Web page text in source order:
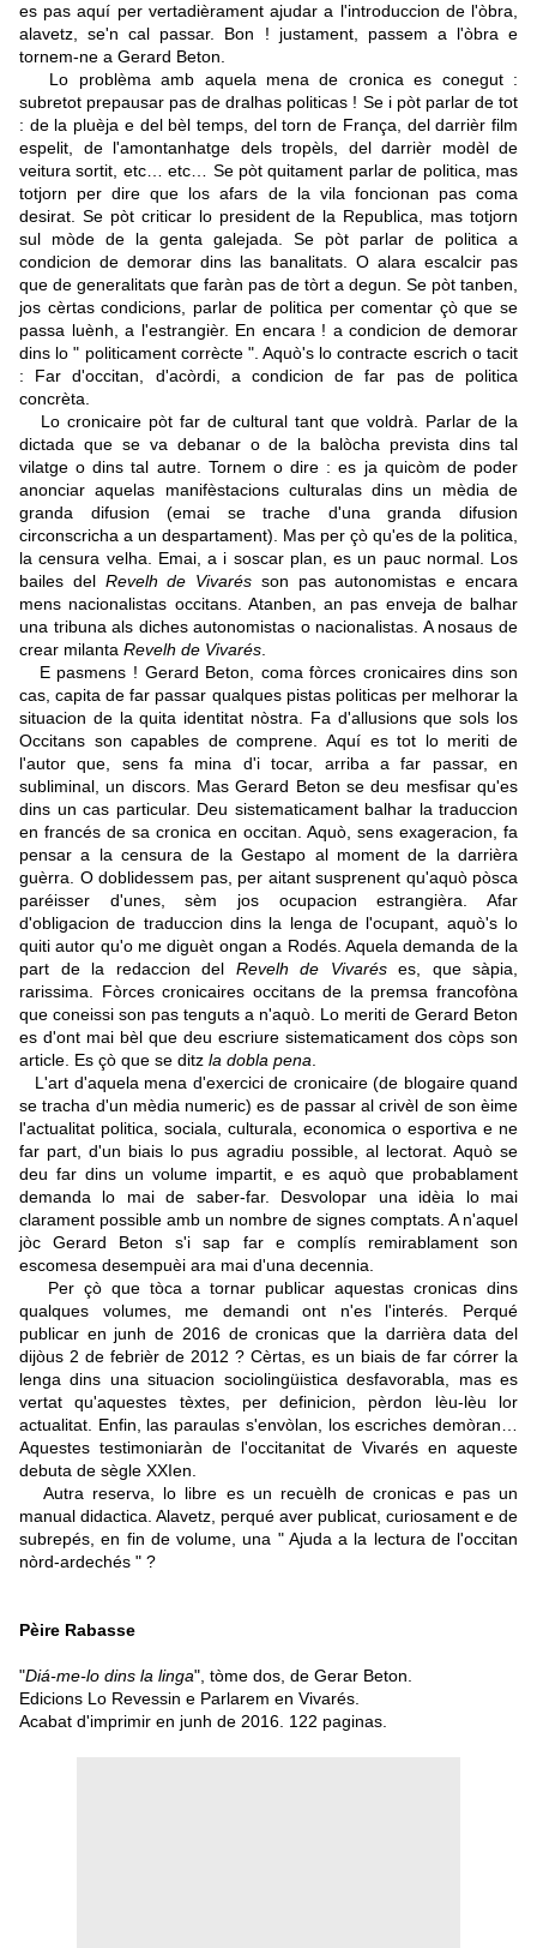
es pas aquí per vertadièrament ajudar a l'introduccion de l'òbra,
alavetz, se'n cal passar. Bon ! justament, passem a l'òbra e
tornem-ne a Gerard Beton.
Lo problèma amb aquela mena de cronica es conegut :
subretot prepausar pas de dralhas politicas ! Se i pòt parlar de tot
: de la pluèja e del bèl temps, del torn de França, del darrièr film
espelit, de l'amontanhatge dels tropèls, del darrièr modèl de
veitura sortit, etc… etc… Se pòt quitament parlar de politica, mas
totjorn per dire que los afars de la vila foncionan pas coma
desirat. Se pòt criticar lo president de la Republica, mas totjorn
sul mòde de la genta galejada. Se pòt parlar de politica a
condicion de demorar dins las banalitats. O alara escalcir pas
que de generalitats que faràn pas de tòrt a degun. Se pòt tanben,
jos cèrtas condicions, parlar de politica per comentar çò que se
passa luènh, a l'estrangièr. En encara ! a condicion de demorar
dins lo " politicament corrècte ". Aquò's lo contracte escrich o tacit
: Far d'occitan, d'acòrdi, a condicion de far pas de politica
concrèta.
Lo cronicaire pòt far de cultural tant que voldrà. Parlar de la
dictada que se va debanar o de la balòcha prevista dins tal
vilatge o dins tal autre. Tornem o dire : es ja quicòm de poder
anonciar aquelas manifèstacions culturalas dins un mèdia de
granda difusion (emai se trache d'una granda difusion
circonscricha a un despartament). Mas per çò qu'es de la politica,
la censura velha. Emai, a i soscar plan, es un pauc normal. Los
bailes del Revelh de Vivarés son pas autonomistas e encara
mens nacionalistas occitans. Atanben, an pas enveja de balhar
una tribuna als diches autonomistas o nacionalistas. A nosaus de
crear milanta Revelh de Vivarés
E pasmens ! Gerard Beton, coma fòrces cronicaires dins son
cas, capita de far passar qualques pistas politicas per melhorar la
situacion de la quita identitat nòstra. Fa d'allusions que sols los
Occitans son capables de comprene. Aquí es tot lo meriti de
l'autor que, sens fa mina d'i tocar, arriba a far passar, en
subliminal, un discors. Mas Gerard Beton se deu mesfisar qu'es
dins un cas particular. Deu sistematicament balhar la traduccion
en francés de sa cronica en occitan. Aquò, sens exageracion, fa
pensar a la censura de la Gestapo al moment de la darrièra
guèrra. O doblidessem pas, per aitant susprenent qu'aquò pòsca
paréisser d'unes, sèm jos ocupacion estrangièra. Afar
d'obligacion de traduccion dins la lenga de l'ocupant, aquò's lo
quiti autor qu'o me diguèt ongan a Rodés. Aquela demanda de la
part de la redaccion del Revelh de Vivaréses, que sàpia,
rarissima. Fòrces cronicaires occitans de la premsa francofòna
que coneissi son pas tenguts a n'aquò. Lo meriti de Gerard Beton
es d'ont mai bèl que deu escriure sistematicament dos còps son
article. Es çò que se ditz la dobla pena
L'art d'aquela mena d'exercici de cronicaire (de blogaire quand
se tracha d'un mèdia numeric) es de passar al crivèl de son èime
l'actualitat politica, sociala, culturala, economica o esportiva e ne
far part, d'un biais lo pus agradiu possible, al lectorat. Aquò se
deu far dins un volume impartit, e es aquò que probablament
demanda lo mai de saber-far. Desvolopar una idèia lo mai
clarament possible amb un nombre de signes comptats. A n'aquel
jòc Gerard Beton s'i sap far e complís remirablament son
escomesa desempuèi ara mai d'una decennia.
Per çò que tòca a tornar publicar aquestas cronicas dins
qualques volumes, me demandi ont n'es l'interés. Perqué
publicar en junh de 2016 de cronicas que la darrièra data del
dijòus 2 de febrièr de 2012 ? Cèrtas, es un biais de far córrer la
lenga dins una situacion sociolingüistica desfavorabla, mas es
vertat qu'aquestes tèxtes, per definicion, pèrdon lèu-lèu lor
actualitat. Enfin, las paraulas s'envòlan, los escriches demòran…
Aquestes testimoniaràn de l'occitanitat de Vivarés en aqueste
debuta de sègle XXIen.
Autra reserva, lo libre es un recuèlh de cronicas e pas un
manual didactica. Alavetz, perqué aver publicat, curiosament e de
subrepés, en fin de volume, una " Ajuda a la lectura de l'occitan
nòrd-ardechés " ?
Pèire Rabasse
"Diá-me-lo dins la linga", tòme dos, de Gerar Beton.
Edicions Lo Revessin e Parlarem en Vivarés.
Acabat d'imprimir en junh de 2016. 122 paginas.